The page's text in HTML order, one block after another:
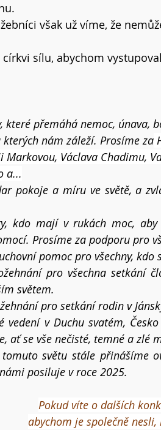
však už víme, že
sílu, abychom
které přemáhá nemoc, únava,
kterých nám záleží. Prosíme za
Václava Chadimu,
a...
pokoje a míru ve světě, a
kdo mají v rukách moc,
Prosíme za podporu pro
pomoc pro všechny, kdo
pro všechna setkání
světem.
pro setkání rodin v
vedení v Duchu svatém,
ať se vše nečisté, temné a zlé
světu stále přinášíme
posiluje v roce 2025.
Pokud víte o dalších
abychom je společně